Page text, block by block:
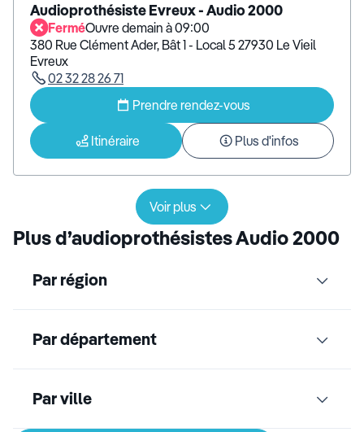
Audioprothésiste Evreux - Audio 2000
FerméOuvre demain à 09:00
380 Rue Clément Ader, Bât 1 - Local 5 27930 Le Vieil
Evreux
02 32 28 26 71
Prendre rendez-vous
Itinéraire Plus d'infos
Voir plus
Plus d’audioprothésistes Audio 2000
Par région
Par département
Par ville